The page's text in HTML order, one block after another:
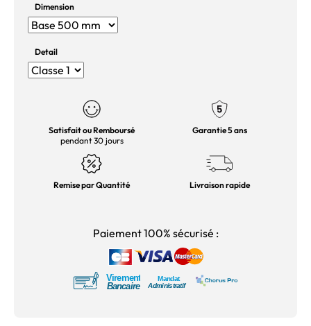
Dimension
Detail
Satisfait ou Remboursé
pendant 30 jours
Garantie 5 ans
Remise par Quantité Livraison rapide
Paiement 100% sécurisé :